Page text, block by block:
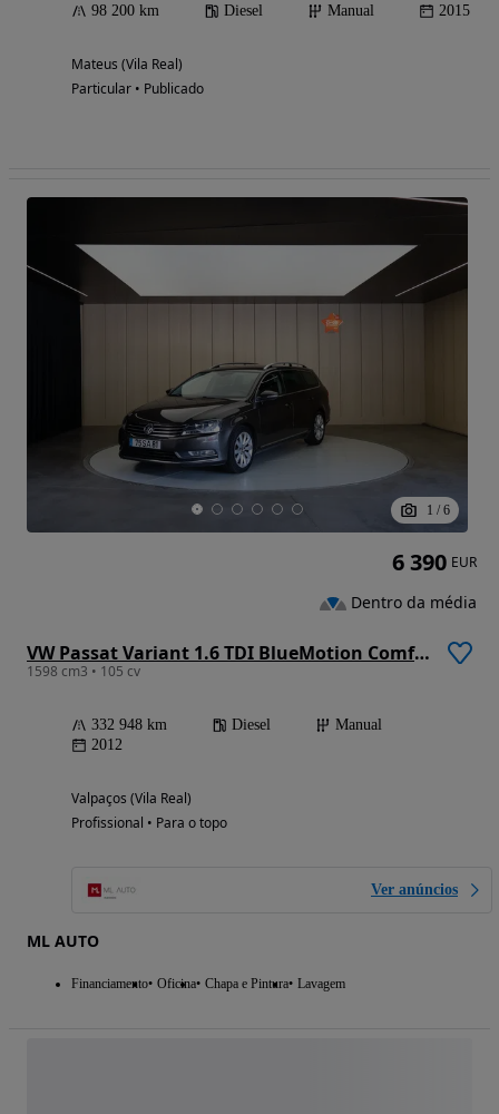
98 200 km Diesel Manual 2015
Mateus (Vila Real)
Particular • Publicado
1 / 6
VW Passat Variant 1.6 TDI BlueMotion Comfortline
1598 cm3 • 105 cv
332 948 km Diesel
Manual
2012
Valpaços (Vila Real)
Profissional • Para o topo
Ver anúncios
ML AUTO
Financiamento Oficina Chapa e Pintura Lavagem
6 390 EUR
Dentro da média